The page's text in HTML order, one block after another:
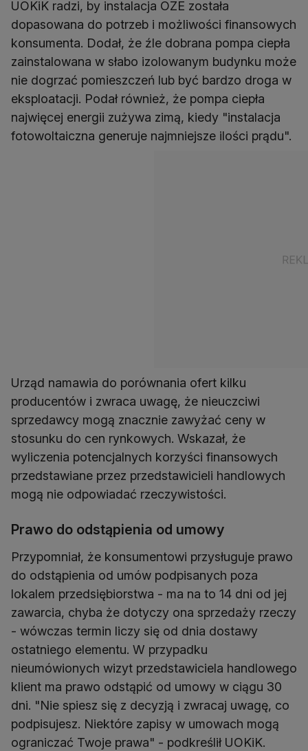
UOKiK radzi, by instalacja OZE została
dopasowana do potrzeb i możliwości finansowych
konsumenta. Dodał, że źle dobrana pompa ciepła
zainstalowana w słabo izolowanym budynku może
nie dogrzać pomieszczeń lub być bardzo droga w
eksploatacji. Podał również, że pompa ciepła
najwięcej energii zużywa zimą, kiedy "instalacja
fotowoltaiczna generuje najmniejsze ilości prądu".
Urząd namawia do porównania ofert kilku
producentów i zwraca uwagę, że nieuczciwi
sprzedawcy mogą znacznie zawyżać ceny w
stosunku do cen rynkowych. Wskazał, że
wyliczenia potencjalnych korzyści finansowych
przedstawiane przez przedstawicieli handlowych
mogą nie odpowiadać rzeczywistości.
Prawo do odstąpienia od umowy
Przypomniał, że konsumentowi przysługuje prawo
do odstąpienia od umów podpisanych poza
lokalem przedsiębiorstwa - ma na to 14 dni od jej
zawarcia, chyba że dotyczy ona sprzedaży rzeczy
- wówczas termin liczy się od dnia dostawy
ostatniego elementu. W przypadku
nieumówionych wizyt przedstawiciela handlowego
klient ma prawo odstąpić od umowy w ciągu 30
dni. "Nie spiesz się z decyzją i zwracaj uwagę, co
podpisujesz. Niektóre zapisy w umowach mogą
ograniczać Twoje prawa" - podkreślił UOKiK.